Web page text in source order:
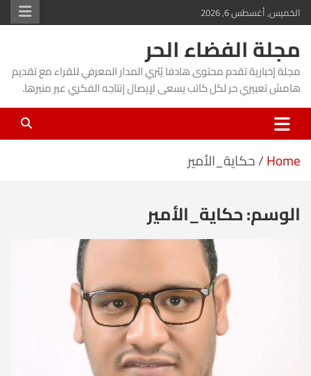
Skip
to
content
الخميس, أغسطس 6, 2026
مجلة الفضاء الحر
مجلة إخبارية تقدم محتوى هادفا يُثري المدار المعرفي للقراء مع تقديم
هامش تعبيري حر لكل كاتب يسعى لإيصال إنتاجه الفكري عبر منبرها.
Home حكاية_الأمير
الوسم:حكاية_الأمير